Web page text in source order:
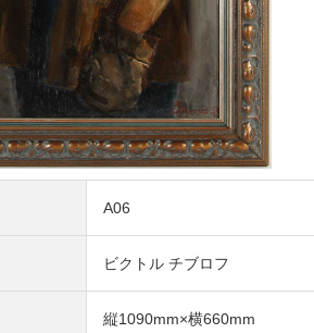
A06
ビクトル チブロフ
縦1090mm×横660mm